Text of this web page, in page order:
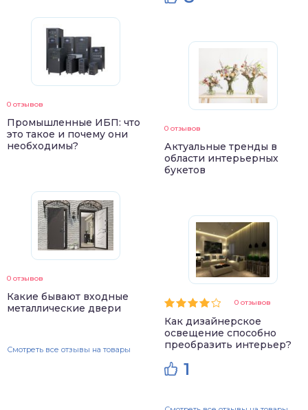
0 отзывов
Промышленные ИБП: что
это такое и почему они
необходимы?
0 отзывов
Какие бывают входные
металлические двери
Смотреть все отзывы на товары
0 отзывов
Актуальные тренды в
области интерьерных
букетов
0 отзывов
Как дизайнерское
освещение способно
преобразить интерьер?
1